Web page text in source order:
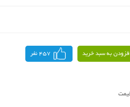
به سبد خرید 457 نفر